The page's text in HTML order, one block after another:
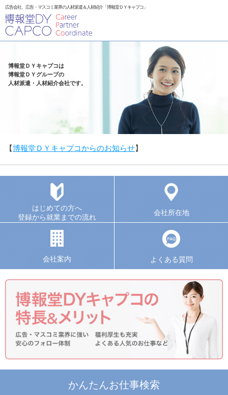
広告会社、広告・マスコミ業界の人材派遣＆人材紹介「博報堂ＤＹキャプコ」
博報堂ＤＹキャプコは
博報堂ＤＹグループの
人材派遣・人材紹介会社です。
【博報堂ＤＹキャプコからのお知らせ】
はじめての方へ
登録から就業までの流れ
会社所在地
会社案内 よくある質問
かんたんお仕事検索